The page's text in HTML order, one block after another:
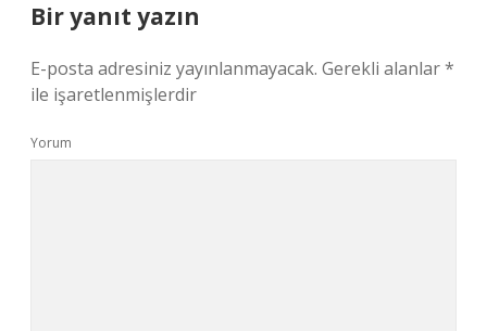
Bir yanıt yazın
E-posta adresiniz yayınlanmayacak. Gerekli alanlar*
ile işaretlenmişlerdir
Yorum